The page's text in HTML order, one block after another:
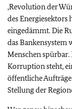
‚Revolution der
des Energiesektors
eingedämmt. Die
das Bankensystem
Menschen
Korruption steht,
öffentliche
Stellung der